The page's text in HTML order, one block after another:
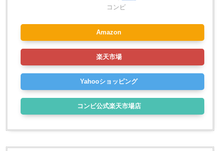
コンビ
Amazon
楽天市場
Yahooショッピング
コンビ公式楽天市場店